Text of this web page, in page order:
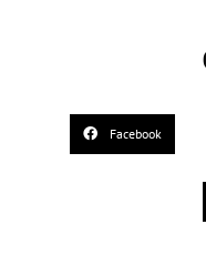
Facebook